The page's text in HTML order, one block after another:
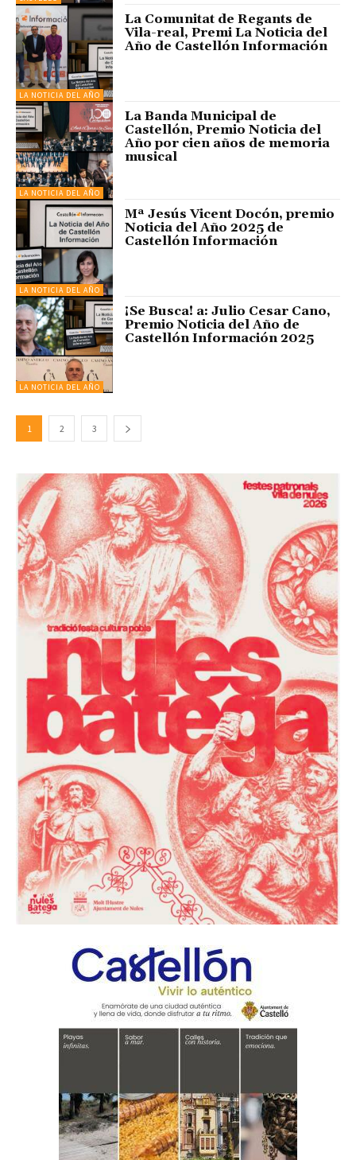
LA NOTICIA DEL AÑO
La Comunitat de Regants de
Vila-real, Premi La Noticia del
Año de Castellón Información
LA NOTICIA DEL AÑO
La Banda Municipal de
Castellón, Premio Noticia del
Año por cien años de memoria
musical
LA NOTICIA DEL AÑO
Mª Jesús Vicent Docón, premio
Noticia del Año 2025 de
Castellón Información
LA NOTICIA DEL AÑO
¡Se Busca! a: Julio Cesar Cano,
Premio Noticia del Año de
Castellón Información 2025
1 2 3